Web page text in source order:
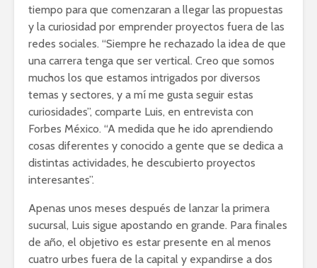
tiempo para que comenzaran a llegar las propuestas
y la curiosidad por emprender proyectos fuera de las
redes sociales. “Siempre he rechazado la idea de que
una carrera tenga que ser vertical. Creo que somos
muchos los que estamos intrigados por diversos
temas y sectores, y a mí me gusta seguir estas
curiosidades”, comparte Luis, en entrevista con
Forbes México. “A medida que he ido aprendiendo
cosas diferentes y conocido a gente que se dedica a
distintas actividades, he descubierto proyectos
interesantes”.
Apenas unos meses después de lanzar la primera
sucursal, Luis sigue apostando en grande. Para finales
de año, el objetivo es estar presente en al menos
cuatro urbes fuera de la capital y expandirse a dos